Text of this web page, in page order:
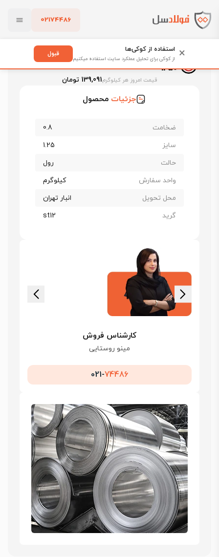
02174486
پاک کردن
فولادسل
ورق روغنی فولاد غرب st12 ضخامت 0.8 عرض
1250
قیمت امروز هر کیلوگرم139,091 تومان
جزئیات محصول
ضخامت
0.8
سایز
1.25
حالت
رول
واحد سفارش
کیلوگرم
محل تحویل
انبار تهران
گرید
st12
کارشناس فروش
مینو روستایی
021-74486
× استفاده از کوکی‌ها
از کوکی برای تحلیل عملکرد سایت استفاده میکنیم
قبول